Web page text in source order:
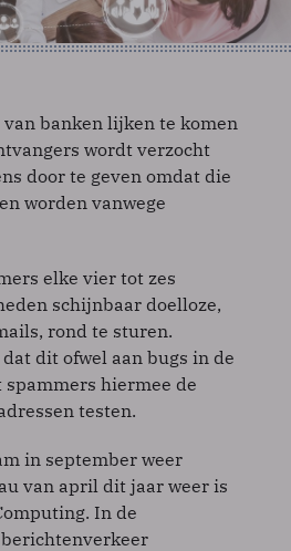
banken lijken te komen
wordt verzocht
door te geven omdat die
worden vanwege
elke vier tot zes
schijnbaar doelloze,
rond te sturen.
dit ofwel aan bugs in de
hiermee de
testen.
in september weer
van april dit jaar weer is
In de